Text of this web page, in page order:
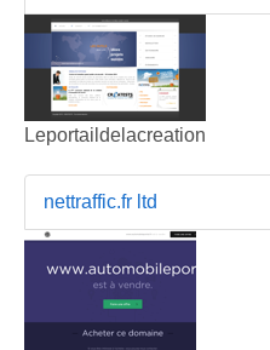
Leportaildelacreation
nettraffic.fr ltd